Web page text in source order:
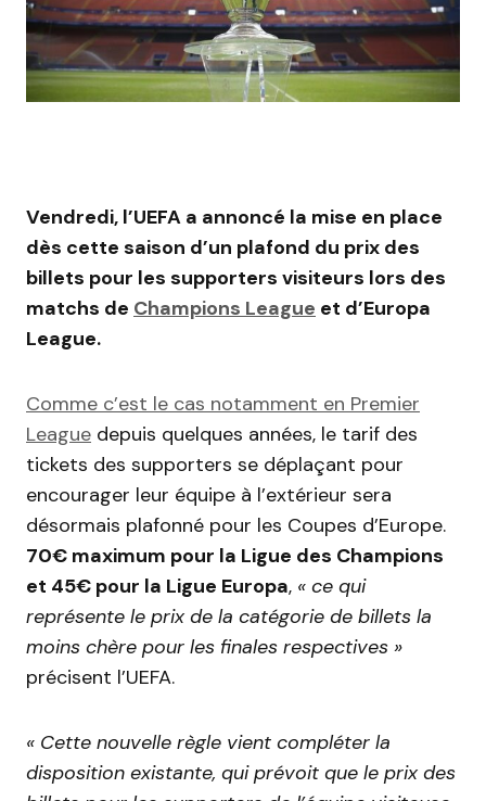
Vendredi, l’UEFA a annoncé la mise en place
dès cette saison d’un plafond du prix des
billets pour les supporters visiteurs lors des
matchs de Champions League et d’Europa
League.
Comme c’est le cas notamment en Premier
League depuis quelques années, le tarif des
tickets des supporters se déplaçant pour
encourager leur équipe à l’extérieur sera
désormais plafonné pour les Coupes d’Europe.
70€ maximum pour la Ligue des Champions
et 45€ pour la Ligue Europa, « ce qui
représente le prix de la catégorie de billets la
moins chère pour les finales respectives »
précisent l’UEFA.
« Cette nouvelle règle vient compléter la
disposition existante, qui prévoit que le prix des